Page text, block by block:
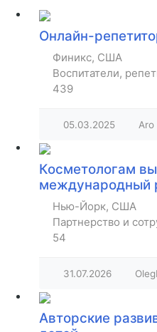
Онлайн-
Финикс, США
Воспитатели,
439
05.03.2025 Aro
Косметологам
международный
Нью-Йорк, США
Партнерство и
54
31.07.2026
Авторские